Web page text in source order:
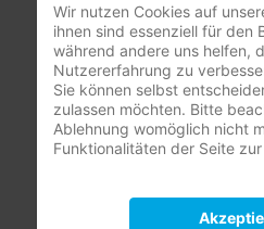
Mitgliederbereich
nur registrierte
(DBfK Nordwest +
Benutzername
Wir nutzen Cookies auf
ihnen sind essenziell für den
während andere uns helfen,
Nutzererfahrung zu
Sie können selbst
zulassen möchten. Bitte
Ablehnung womöglich nicht
Funktionalitäten der Seite